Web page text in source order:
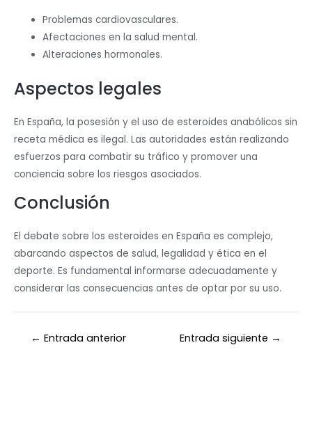
Problemas cardiovasculares.
Afectaciones en la salud mental.
Alteraciones hormonales.
Aspectos legales
En España, la posesión y el uso de esteroides anabólicos sin
receta médica es ilegal. Las autoridades están realizando
esfuerzos para combatir su tráfico y promover una
conciencia sobre los riesgos asociados.
Conclusión
El debate sobre los esteroides en España es complejo,
abarcando aspectos de salud, legalidad y ética en el
deporte. Es fundamental informarse adecuadamente y
considerar las consecuencias antes de optar por su uso.
← Entrada anterior Entrada siguiente →